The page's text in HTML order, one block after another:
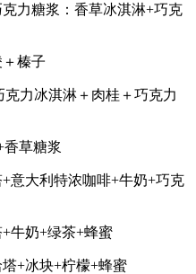
力糖浆：香草冰淇淋+巧克
榛子
克力冰淇淋＋肉桂＋巧克力
草糖浆
意大利特浓咖啡+牛奶+巧克
牛奶+绿茶+蜂蜜
+冰块+柠檬+蜂蜜